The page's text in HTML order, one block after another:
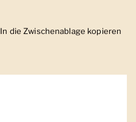
In die Zwischenablage kopieren